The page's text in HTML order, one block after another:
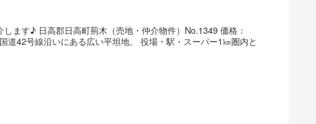
ます♪ 日高郡日高町荊木（売地・仲介物件）No.1349 価格：
道42号線沿いにある広い平坦地。 役場・駅・スーパー1㎞圏内と